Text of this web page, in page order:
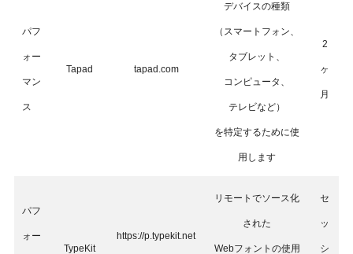
パフ
ォー
マン
ス
Tapad tapad.com
デバイスの種類
（スマートフォン、
タブレット、
コンピュータ、
テレビなど）
を特定するために使
用します
2
ヶ
月
パフ
ォー
TypeKit
https://p.typekit.net
リモートでソース化
された
Webフォントの使用
セ
ッ
シ